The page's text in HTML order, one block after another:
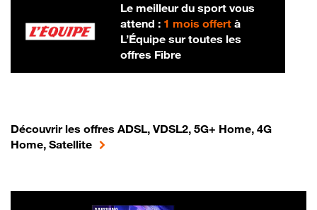
Le meilleur du sport vous
attend : 1 mois offertà
L’Équipe sur toutes les
offres Fibre
Découvrir les offres ADSL, VDSL2, 5G+ Home, 4G
Home, Satellite